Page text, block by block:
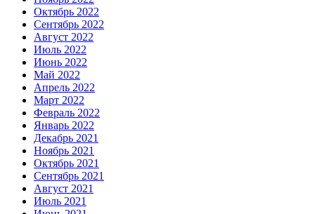
Октябрь 2022
Сентябрь 2022
Август 2022
Июль 2022
Июнь 2022
Май 2022
Апрель 2022
Март 2022
Февраль 2022
Январь 2022
Декабрь 2021
Ноябрь 2021
Октябрь 2021
Сентябрь 2021
Август 2021
Июль 2021